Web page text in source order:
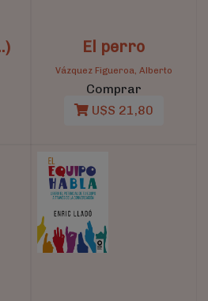
El perro
Vázquez Figueroa, Alberto
Comprar
U$S 21,80